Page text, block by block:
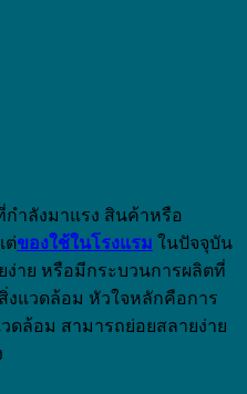
ำลังมาแรง สินค้าหรือ
ต่ของใช้ในโรงแรม ในปัจจุบัน
ง่าย หรือมีกระบวนการผลิตที่
งแวดล้อม หัวใจหลักคือการ
ดล้อม สามารถย่อยสลายง่าย